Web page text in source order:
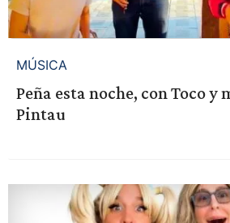
MÚSICA
Peña esta noche, con Toco y
Pintau